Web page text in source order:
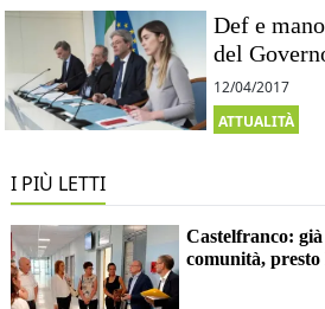
Def e
del
12/04/2017
ATTUALITÀ
I PIÙ LETTI
Castelfranco:
comunità, presto